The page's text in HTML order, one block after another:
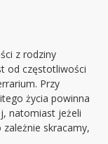
z rodziny
od częstotliwości
Przy
życia powinna
natomiast jeżeli
skracamy,